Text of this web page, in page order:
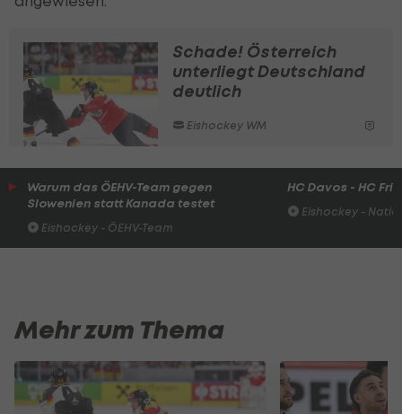
Schade! Österreich
unterliegt Deutschland
deutlich
Eishockey WM
Warum das ÖEHV-Team gegen
Slowenien statt Kanada testet
Eishockey - ÖEHV-Team
HC Davos - HC
Eishockey -
Mehr zum Thema